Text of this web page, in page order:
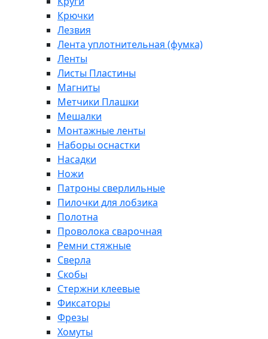
Крючки
Лезвия
Лента уплотнительная (фумка)
Ленты
Листы Пластины
Магниты
Метчики Плашки
Мешалки
Монтажные ленты
Наборы оснастки
Насадки
Ножи
Патроны сверлильные
Пилочки для лобзика
Полотна
Проволока сварочная
Ремни стяжные
Сверла
Скобы
Стержни клеевые
Фиксаторы
Фрезы
Хомуты